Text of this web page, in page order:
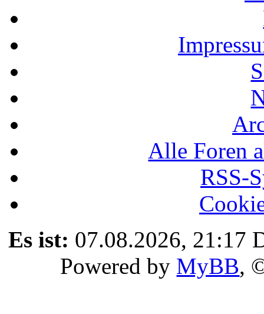
Alle Foren
RSS-
Es ist: 07.08.2026, 21:17
Powered by MyBB,